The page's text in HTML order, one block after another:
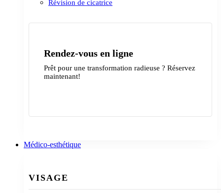
Révision de cicatrice
Rendez-vous en ligne
Prêt pour une transformation radieuse ? Réservez
maintenant!
Médico-esthétique
VISAGE